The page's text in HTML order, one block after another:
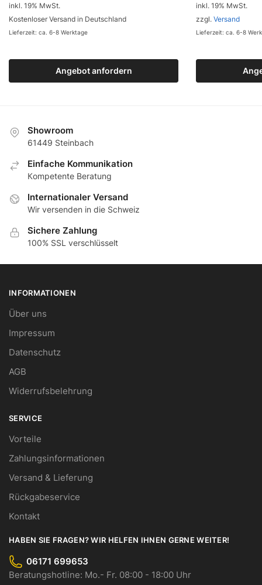
Zum Produkt
Angebot anfordern
inkl. 19% MwSt.
Kostenloser Versand in Deutschland
Lieferzeit: ca. 6-8 Werktage
inkl. 19% MwSt.
zzgl. Versand
Lieferzeit: ca. 6-8
Showroom
61449 Steinbach
Еinfache Kommunikation
Кompetente Beratung
Internationaler Versand
Wir versenden in die Schweiz
Sichere Zahlung
100% SSL verschlüsselt
INFORMATIONEN
Über uns
Impressum
Datenschutz
AGB
Widerrufsbelehrung
SERVICE
Vorteile
Zahlungsinformationen
Versand & Lieferung
Rückgabeservice
Kontakt
HABEN SIE FRAGEN? WIR HELFEN IHNEN GERNE WEITER!
06171 699653
Beratungshotline: Mo.- Fr. 08:00 - 18:00 Uhr